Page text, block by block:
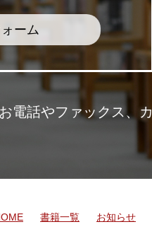
ーム
電話やファックス、
書籍一覧 お知らせ